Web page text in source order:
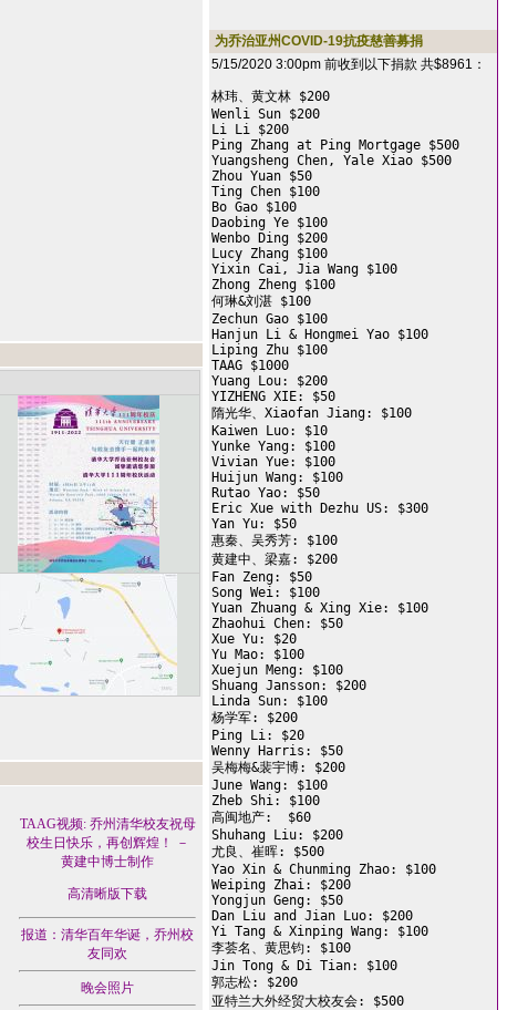
TAAG视频: 乔州清华校友祝母
校生日快乐，再创辉煌！ －
黄建中博士制作
高清晰版下载
报道：清华百年华诞，乔州校
友同欢
晚会照片
为乔治亚州COVID-19抗疫慈善募捐
5/15/2020 3:00pm 前收到以下捐款 共$8961：
林玮、黄文林 $200
Wenli Sun $200
Li Li $200
Ping Zhang at Ping Mortgage $500
Yuangsheng Chen, Yale Xiao $500
Zhou Yuan $50
Ting Chen $100
Bo Gao $100
Daobing Ye $100
Wenbo Ding $200
Lucy Zhang $100
Yixin Cai, Jia Wang $100
Zhong Zheng $100
何琳&刘湛 $100
Zechun Gao $100
Hanjun Li & Hongmei Yao $100
Liping Zhu $100
TAAG $1000
Yuang Lou: $200
YIZHENG XIE: $50
隋光华、Xiaofan Jiang: $100
Kaiwen Luo: $10
Yunke Yang: $100
Vivian Yue: $100
Huijun Wang: $100
Rutao Yao: $50
Eric Xue with Dezhu US: $300
Yan Yu: $50
惠秦、吴秀芳: $100
黄建中、梁嘉: $200
Fan Zeng: $50
Song Wei: $100
Yuan Zhuang & Xing Xie: $100
Zhaohui Chen: $50
Xue Yu: $20
Yu Mao: $100
Xuejun Meng: $100
Shuang Jansson: $200
Linda Sun: $100
杨学军: $200
Ping Li: $20
Wenny Harris: $50
吴梅梅&裴宇博: $200
June Wang: $100
Zheb Shi: $100
高闽地产:  $60
Shuhang Liu: $200
尤良、崔晖: $500
Yao Xin & Chunming Zhao: $100
Weiping Zhai: $200
Yongjun Geng: $50
Dan Liu and Jian Luo: $200
Yi Tang & Xinping Wang: $100
李荟名、黄思钧: $100
Jin Tong & Di Tian: $100
郭志松: $200
亚特兰大外经贸大校友会: $500